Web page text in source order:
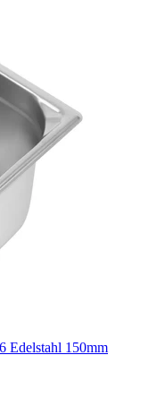
Edelstahl 150mm